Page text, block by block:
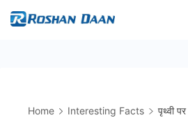
Skip
Home Interesting Facts
पृथ्वी